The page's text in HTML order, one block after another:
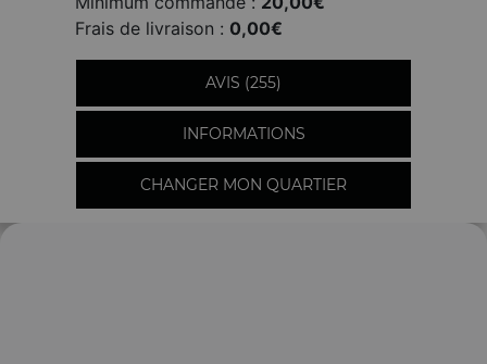
Frais de livraison : 0,00€
AVIS (255)
INFORMATIONS
CHANGER MON QUARTIER